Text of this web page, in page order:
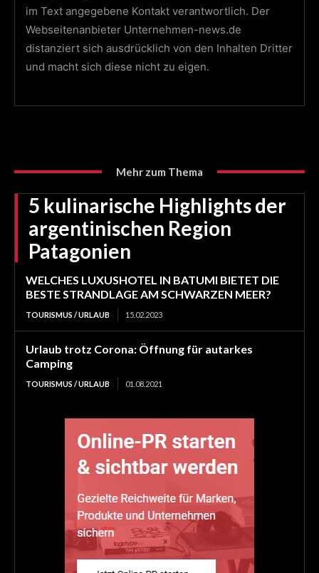
im Text angegebene Kontakt verantwortlich. Der
Webseitenanbieter Unternehmen-news.de
distanziert sich ausdrücklich von den Inhalten Dritter
und macht sich diese nicht zu eigen.
Mehr zum Thema
5 kulinarische Highlights der
argentinischen Region
Patagonien
WELCHES LUXUSHOTEL IN BATUMI BIETET DIE
BESTE STRANDLAGE AM SCHWARZEN MEER?
TOURISMUS / URLAUB 15.02.2023
Urlaub trotz Corona: Öffnung für autarkes
Camping
TOURISMUS / URLAUB 01.08.2021